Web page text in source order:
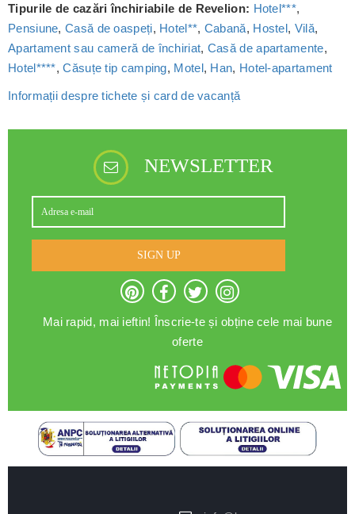
Tipurile de cazări închiriabile de Revelion: Hotel***,
Pensiune,Casă de oaspeți, Hotel**, Cabană, Hostel, Vilă,
Apartament sau cameră de închiriat, Casă de apartamente,
Hotel****,Căsuțe tip camping, Motel, Han, Hotel-apartament
Informații despre tichete și card de vacanță
NEWSLETTER
SIGN UP
Mai rapid, mai ieftin! Înscrie-te și obține cele mai bune
oferte